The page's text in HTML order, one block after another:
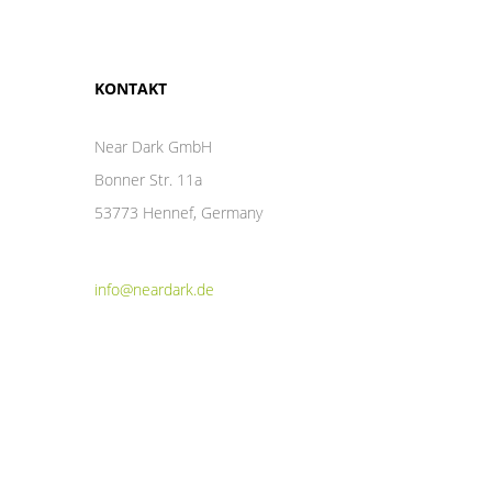
KONTAKT
Near Dark GmbH
Bonner Str. 11a
53773 Hennef, Germany
info@neardark.de